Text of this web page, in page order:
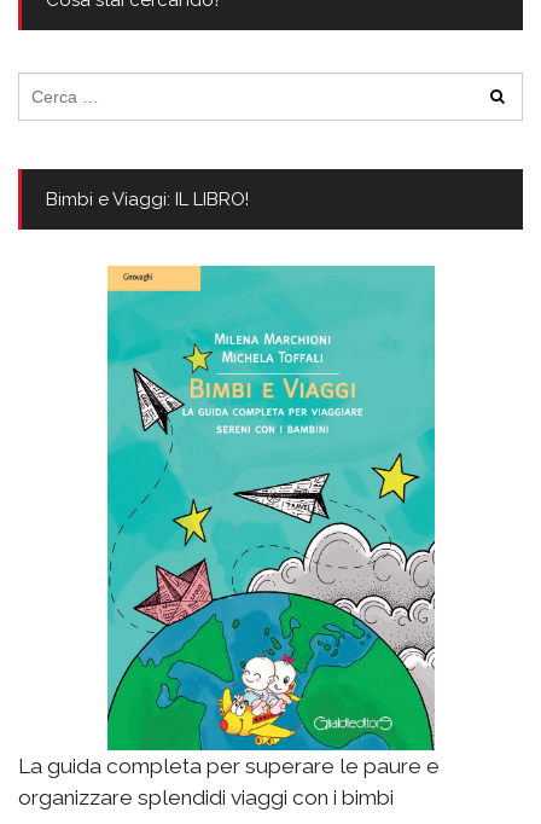
per:
Bimbi e Viaggi: IL LIBRO!
La guida completa per superare le paure e
organizzare splendidi viaggi con i bimbi